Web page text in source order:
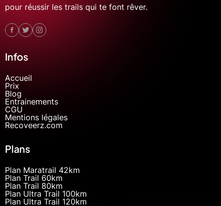
pour réussir les trails qui te font rêver.
Infos
Accueil
Prix
Blog
Entrainements
CGU
Mentions légales
Recoveerz.com
Plans
Plan Maratrail 42km
Plan Trail 60km
Plan Trail 80km
Plan Ultra Trail 100km
Plan Ultra Trail 120km